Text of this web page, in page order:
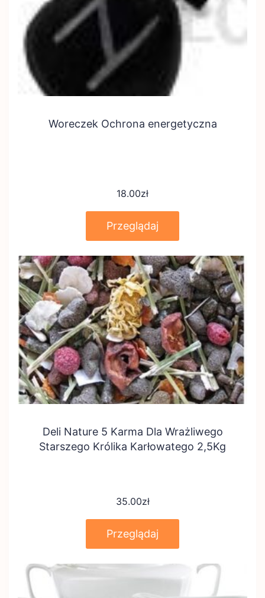
Woreczek Ochrona energetyczna
18.00zł
Przeglądaj
Deli Nature 5 Karma Dla Wrażliwego
Starszego Królika Karłowatego 2,5Kg
35.00zł
Przeglądaj